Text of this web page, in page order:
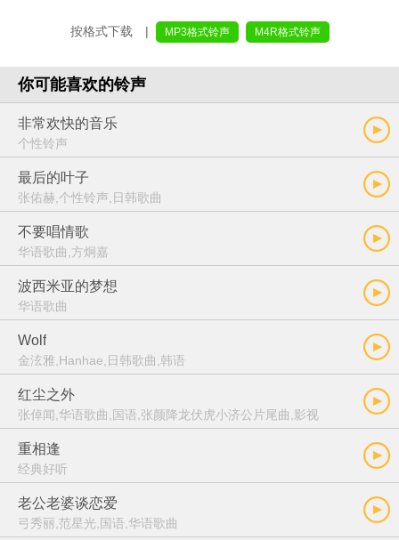
按格式下载 | MP3格式铃声 M4R格式铃声
你可能喜欢的铃声
非常欢快的音乐
个性铃声
最后的叶子
张佑赫,个性铃声,日韩歌曲
不要唱情歌
华语歌曲,方炯嘉
波西米亚的梦想
华语歌曲
Wolf
金泫雅,Hanhae,日韩歌曲,韩语
红尘之外
张倬闻,华语歌曲,国语,张颜降龙伏虎小济公片尾曲,影视
重相逢
经典好听
老公老婆谈恋爱
弓秀丽,范星光,国语,华语歌曲